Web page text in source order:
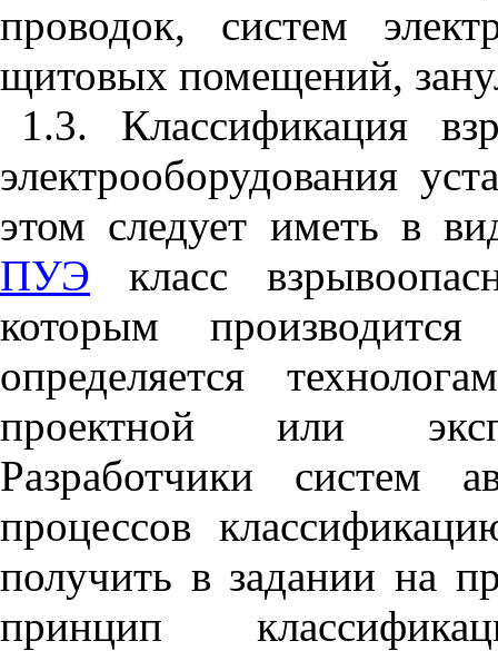
проводок, систем
щитовых помещений,
1.3. Классификация
электрооборудования
этом следует иметь в
ПУЭ класс
которым производится
определяется
проектной или
Разработчики систем
процессов
получить в задании на
принцип